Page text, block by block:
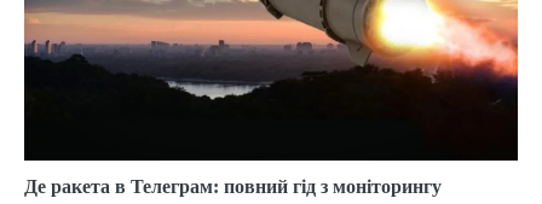
Де ракета в Телеграм: повний гід з моніторингу